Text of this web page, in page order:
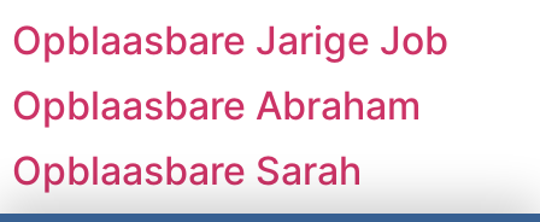
Opblaasbare Jarige Job
Opblaasbare Abraham
Opblaasbare Sarah